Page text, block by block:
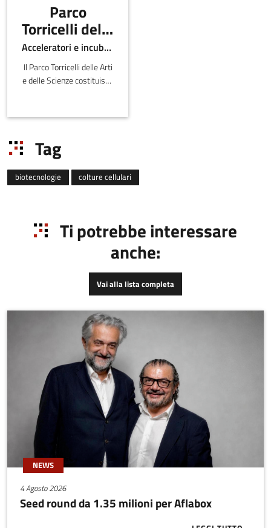
Parco
Torricelli delle
Arti e delle
Scienze
Faventia
Acceleratori e incubatori di in-ER
Il Parco Torricelli delle Arti
e delle Scienze costituisce
sviluppo e l’innovazione
Tag
biotecnologie colture cellulari
Ti potrebbe interessare
anche:
Vai alla lista completa
NEWS
4 Agosto 2026
Seed round da 1.35 milioni per Aflabox